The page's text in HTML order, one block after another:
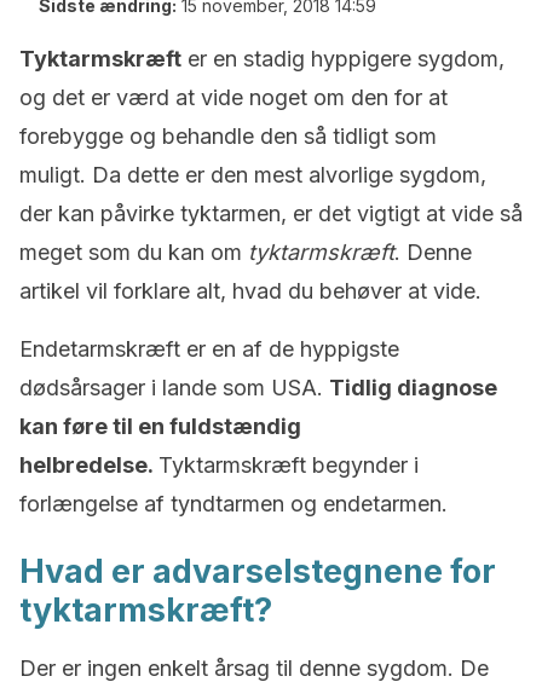
Sidste ændring: 15 november, 2018 14:59
Tyktarmskræft er en stadig hyppigere sygdom,
og det er værd at vide noget om den for at
forebygge og behandle den så tidligt som
muligt. Da dette er den mest alvorlige sygdom,
der kan påvirke tyktarmen, er det vigtigt at vide så
meget som du kan om tyktarmskræft. Denne
artikel vil forklare alt, hvad du behøver at vide.
Endetarmskræft er en af de hyppigste
dødsårsager i lande som USA. Tidlig diagnose
kan føre til en fuldstændig
helbredelse. Tyktarmskræft begynder i
forlængelse af tyndtarmen og endetarmen.
Hvad er advarselstegnene for
tyktarmskræft?
Der er ingen enkelt årsag til denne sygdom. De